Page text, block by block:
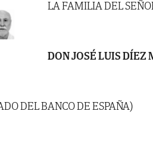
LA FAMILIA DEL
DON JOSÉ LUIS DÍEZ
DEL BANCO DE ESPAÑA)